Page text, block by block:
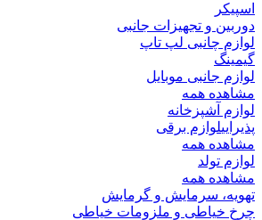
اسپیکر
دوربین و تجهیزات جانبی
لوازم چانبی لپ تاپ
گیمینگ
لوازم جانبی موبایل
مشاهده همه
لوازم آشپزخانه
پذیراییلوازم برقی
مشاهده همه
لوازم تولد
مشاهده همه
تهویه، سرمایش و گرمایش
چرخ خیاطی و ملزومات خیاطی